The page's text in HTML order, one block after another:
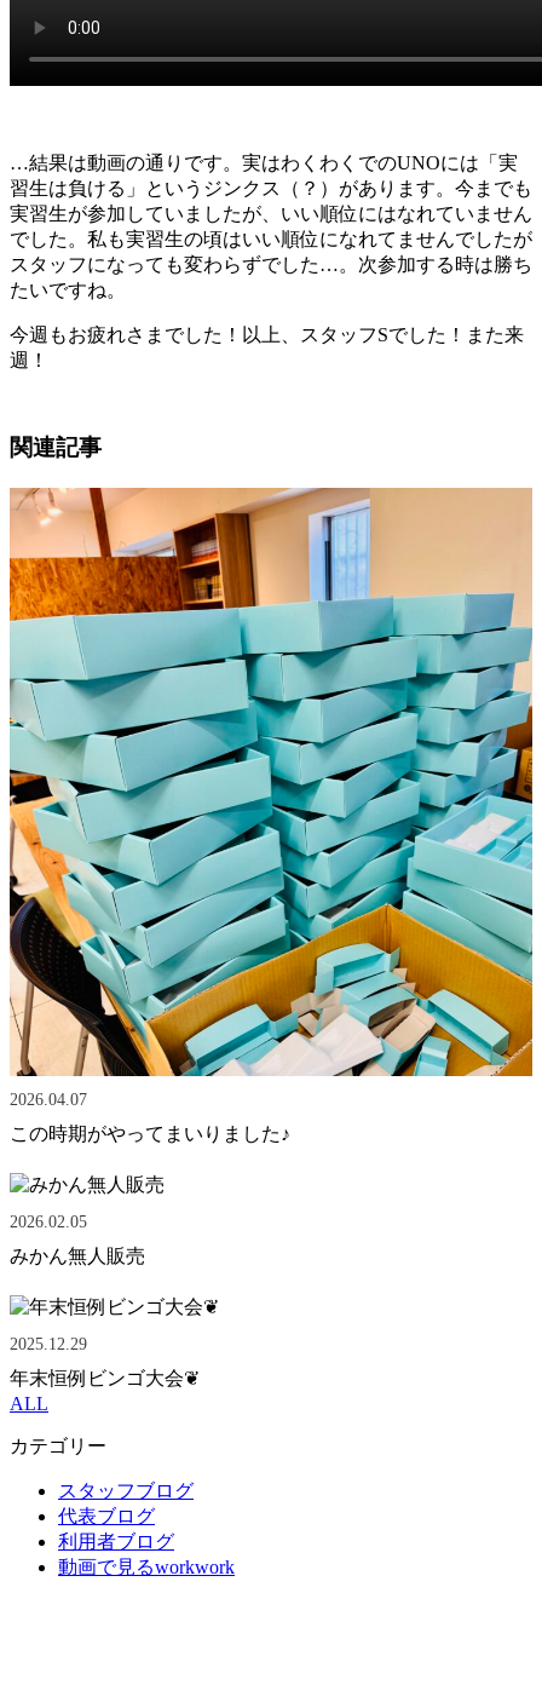
…結果は動画の通りです。実はわくわくでのUNOには「実
習生は負ける」というジンクス（？）があります。今までも
実習生が参加していましたが、いい順位にはなれていません
でした。私も実習生の頃はいい順位になれてませんでしたが
スタッフになっても変わらずでした…。次参加する時は勝ち
たいですね。
今週もお疲れさまでした！以上、スタッフSでした！また来
週！
関連記事
2026.04.07
この時期がやってまいりました♪
2026.02.05
みかん無人販売
2025.12.29
年末恒例ビンゴ大会❦
ALL
カテゴリー
スタッフブログ
代表ブログ
利用者ブログ
動画で見るworkwork